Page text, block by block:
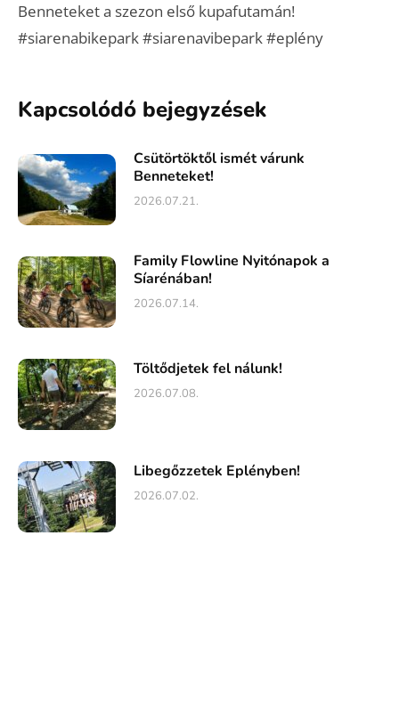
Benneteket a szezon első kupafutamán!
#siarenabikepark#siarenavibepark#eplény
Kapcsolódó bejegyzések
Csütörtöktől ismét várunk
Benneteket!
2026.07.21.
Family Flowline Nyitónapok a
Síarénában!
2026.07.14.
Töltődjetek fel nálunk!
2026.07.08.
Libegőzzetek Eplényben!
2026.07.02.